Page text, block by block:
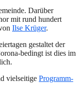
Darüber
mit rund hundert
Ilse Krüger.
gestaltet der
bedingt ist dies im
vielseitige Programm­